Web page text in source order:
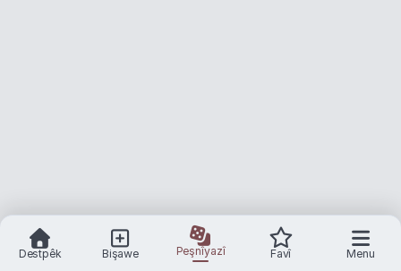
Destpêk Bişawe Peşnîyazî Favî Menu